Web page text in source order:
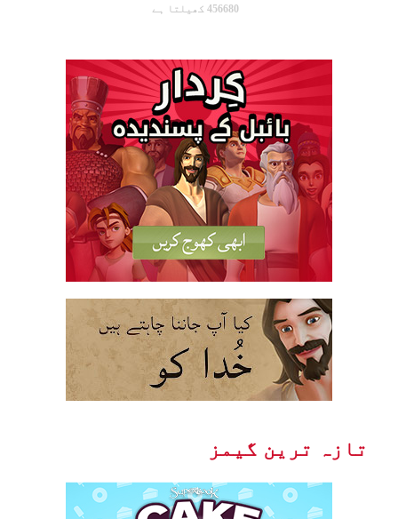
456680 کھیلتا ہے
تازہ ترین گیمز
Cake Match
Like cake? Then you'll love
Cake Match!